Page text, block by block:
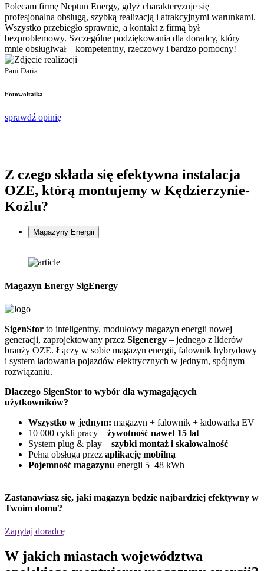
Polecam firmę Neptun Energy, gdyż charakteryzuje się
profesjonalna obsługą, szybką realizacją i atrakcyjnymi warunkami.
Wszystko przebiegło sprawnie, a kontakt z firmą był
bezproblemowy. Szczególne podziękowania dla doradcy, który
mnie obsługiwał – kompetentny, rzeczowy i bardzo pomocny!
Pani Daria
Fotowoltaika
sprawdź opinię
Z czego składa się efektywna instalacja
OZE, którą montujemy w Kędzierzynie-
Koźlu?
Magazyny Energii
Magazyn Energy SigEnergy
SigenStor to inteligentny, modułowy magazyn energii nowej
generacji, zaprojektowany przez Sigenergy – jednego z liderów
branży OZE. Łączy w sobie magazyn energii, falownik hybrydowy
i system ładowania pojazdów elektrycznych w jednym, spójnym
rozwiązaniu.
Dlaczego SigenStor to wybór dla wymagających
użytkowników?
Wszystko w jednym: magazyn + falownik + ładowarka EV
10 000 cykli pracy – żywotność nawet 15 lat
System plug & play – szybki montaż i skalowalność
Pełna obsługa przez aplikację mobilną
Pojemność magazynu energii 5–48 kWh
Zastanawiasz się, jaki magazyn będzie najbardziej efektywny w
Twoim domu?
Zapytaj doradcę
W jakich miastach województwa